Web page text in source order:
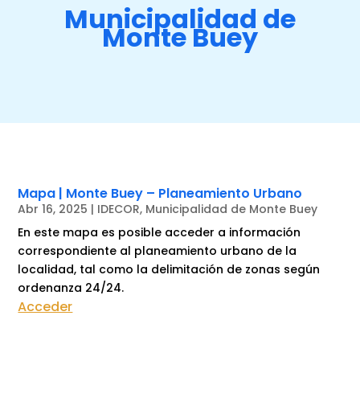
Municipalidad de
Monte Buey
Mapa | Monte Buey – Planeamiento Urbano
Abr 16, 2025 | IDECOR, Municipalidad de Monte Buey
En este mapa es posible acceder a información
correspondiente al planeamiento urbano de la
localidad, tal como la delimitación de zonas según
ordenanza 24/24.
Acceder